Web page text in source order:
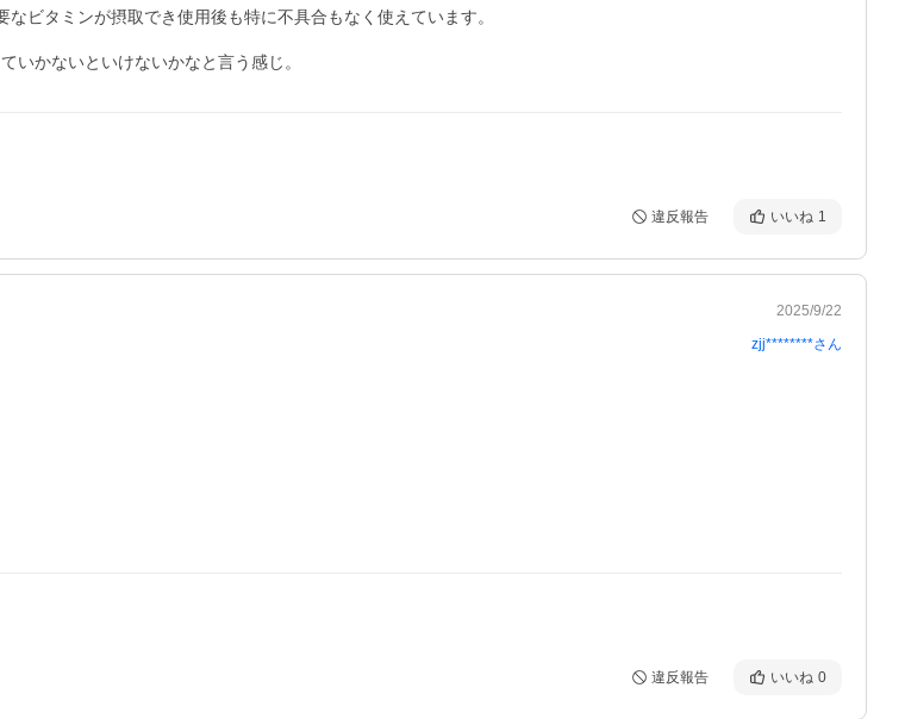
ビタミンが摂取でき使用後も特に不具合もなく使えています。
いかないといけないかなと言う感じ。
違反報告 いいね 1
2025/9/22
zjj********さん
違反報告 いいね 0